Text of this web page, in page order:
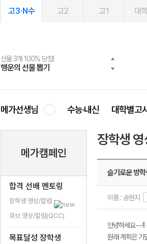
고3·N수 고2 고1 대
선물 3개 100% 당첨!
행운의 선물 뽑기
선물 100% 증정!
메가스터디 X 올리브
여름방학 스터디 캐시백
메가런 썸머스쿨
2027 러셀 단과
강사 공개선발
스마트러닝앱
설문 EVENT
메가패스
3일 무료 체험권
메가패스 수강생 무료혜택!
메가클럽 멤버십
사회공헌 캠페인
희망이룸 메가나눔
메가선생님 수능·내신 대학별고
메가캠페인
합격 선배 멘토링
장학생 영상/칼럼
큐브 영상/칼럼(QCC)
목표달성 장학생
장학생
슬기로운 방
이름 : 송현지
안녕하세요
원래 계획은 기